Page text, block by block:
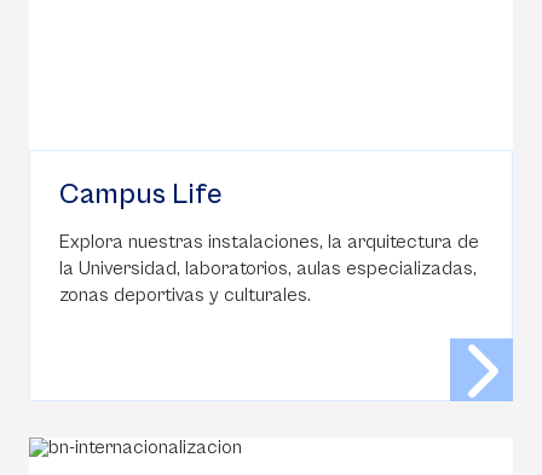
Campus Life
Explora nuestras instalaciones, la arquitectura de
la Universidad, laboratorios, aulas especializadas,
zonas deportivas y culturales.